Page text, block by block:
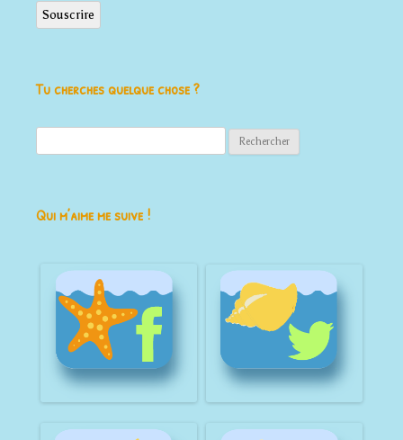
mail
Souscrire
Tu cherches quelque chose ?
Qui m’aime me suive !